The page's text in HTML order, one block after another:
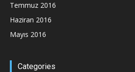
Temmuz 2016
Haziran 2016
Mayıs 2016
Categories